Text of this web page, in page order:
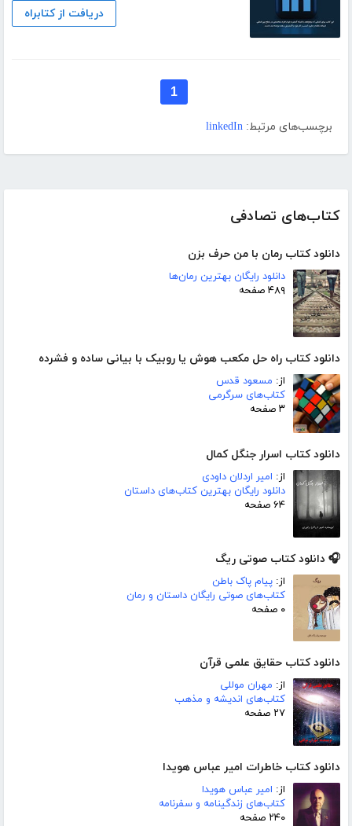
کتاب‌های تصادفی
دانلود کتاب رمان با من حرف بزن
دانلود رایگان بهترین رمان‌ها
۴۸۹ صفحه
دانلود کتاب راه حل مکعب هوش یا روبیک با بیانی ساده و فشرده
از: مسعود قدس
کتاب‌های سرگرمی
۳ صفحه
دانلود کتاب اسرار جنگل کمال
از: امیر اردلان داودی
دانلود رایگان بهترین کتاب‌های داستان
۶۴ صفحه
🎧 دانلود کتاب صوتی ریگ
از: پیام پاک باطن
کتاب‌های صوتی رایگان داستان و رمان
۰ صفحه
دانلود کتاب حقایق علمی قرآن
از: مهران موللی
کتاب‌های اندیشه و مذهب
۲۷ صفحه
دانلود کتاب خاطرات امیر عباس هویدا
از: امیر عباس هویدا
کتاب‌های زندگینامه و سفرنامه
۲۴۰ صفحه
دریافت از کتابراه
1
برچسب‌های مرتبط: linkedIn